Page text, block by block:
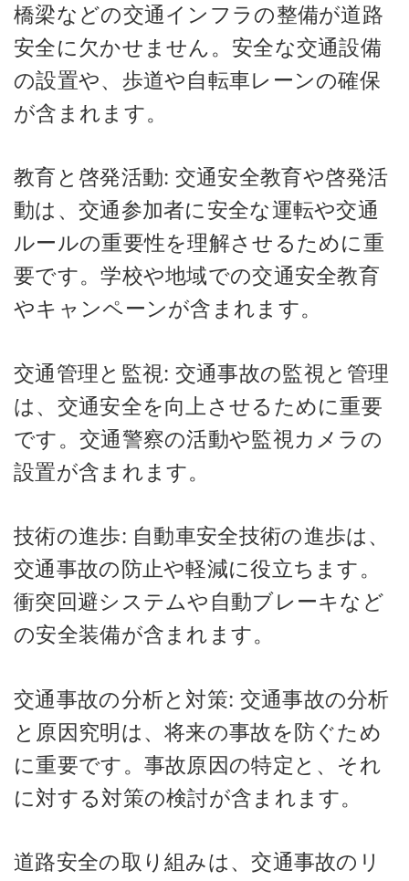
橋梁などの交通インフラの整備が道路
安全に欠かせません。安全な交通設備
の設置や、歩道や自転車レーンの確保
が含まれます。
教育と啓発活動: 交通安全教育や啓発活
動は、交通参加者に安全な運転や交通
ルールの重要性を理解させるために重
要です。学校や地域での交通安全教育
やキャンペーンが含まれます。
交通管理と監視: 交通事故の監視と管理
は、交通安全を向上させるために重要
です。交通警察の活動や監視カメラの
設置が含まれます。
技術の進歩: 自動車安全技術の進歩は、
交通事故の防止や軽減に役立ちます。
衝突回避システムや自動ブレーキなど
の安全装備が含まれます。
交通事故の分析と対策: 交通事故の分析
と原因究明は、将来の事故を防ぐため
に重要です。事故原因の特定と、それ
に対する対策の検討が含まれます。
道路安全の取り組みは、交通事故のリ